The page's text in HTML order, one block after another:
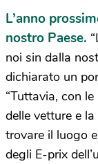
L’anno
nostro Paese.
noi sin dalla
dichiarato un
“Tuttavia, con
delle vetture e
trovare il luogo
degli E-prix